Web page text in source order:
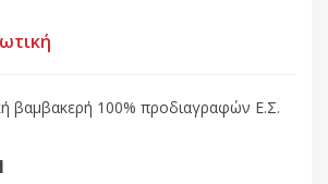
βαμβακερή 100% προδιαγραφών Ε.Σ.